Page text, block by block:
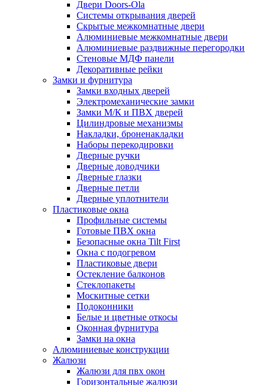
Двери Doors-Ola
Системы открывания дверей
Скрытые межкомнатные двери
Алюминиевые межкомнатные двери
Алюминиевые раздвижные перегородки
Стеновые МДФ панели
Декоративные рейки
Замки и фурнитура
Замки входных дверей
Электромеханические замки
Замки М/К и ПВХ дверей
Цилиндровые механизмы
Накладки, броненакладки
Наборы перекодировки
Дверные ручки
Дверные доводчики
Дверные глазки
Дверные петли
Дверные уплотнители
Пластиковые окна
Профильные системы
Готовые ПВХ окна
Безопасные окна Tilt First
Окна с подогревом
Пластиковые двери
Остекление балконов
Стеклопакеты
Москитные сетки
Подоконники
Белые и цветные откосы
Оконная фурнитура
Замки на окна
Алюминиевые конструкции
Жалюзи
Жалюзи для пвх окон
Горизонтальные жалюзи